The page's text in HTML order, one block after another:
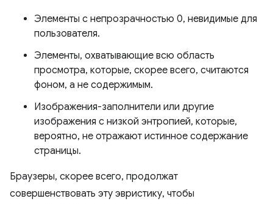
Элементы с непрозрачностью 0, невидимые для
пользователя.
Элементы, охватывающие всю область
просмотра, которые, скорее всего, считаются
фоном, а не содержимым.
Изображения-заполнители или другие
изображения с низкой энтропией, которые,
вероятно, не отражают истинное содержание
страницы.
Браузеры, скорее всего, продолжат
совершенствовать эту эвристику, чтобы